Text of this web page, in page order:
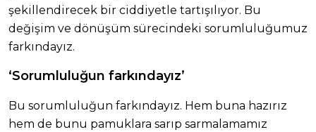
şekillendirecek bir ciddiyetle tartışılıyor. Bu
değişim ve dönüşüm sürecindeki sorumluluğumuz
farkındayız.
‘Sorumluluğun farkındayız’
Bu sorumluluğun farkındayız. Hem buna hazırız
hem de bunu pamuklara sarıp sarmalamamız